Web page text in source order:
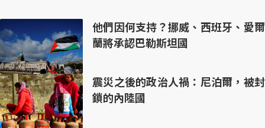
他們因何支持？挪威、西班牙、愛爾
蘭將承認巴勒斯坦國
震災之後的政治人禍：尼泊爾，被封
鎖的內陸國